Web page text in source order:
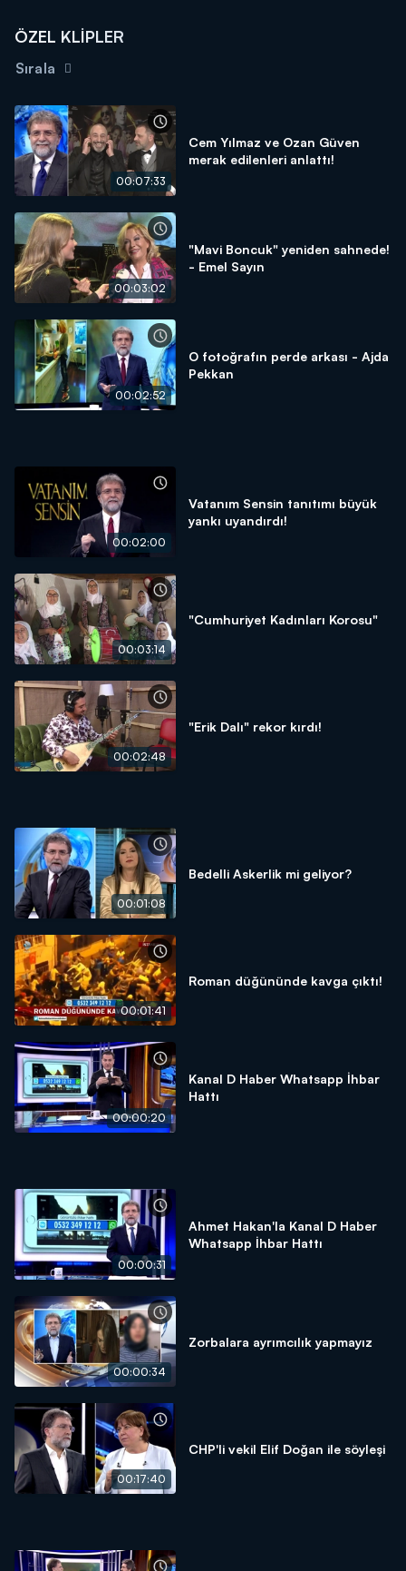
ÖZEL KLİPLER
Sırala
00:07:33
Cem Yılmaz ve Ozan Güven
merak edilenleri anlattı!
00:03:02
"Mavi Boncuk" yeniden sahnede!
- Emel Sayın
00:02:52
O fotoğrafın perde arkası - Ajda
Pekkan
00:02:00
Vatanım Sensin tanıtımı büyük
yankı uyandırdı!
00:03:14
"Cumhuriyet Kadınları Korosu"
00:02:48
"Erik Dalı" rekor kırdı!
00:01:08
Bedelli Askerlik mi geliyor?
00:01:41
Roman düğününde kavga çıktı!
00:00:20
Kanal D Haber Whatsapp İhbar
Hattı
00:00:31
Ahmet Hakan'la Kanal D Haber
Whatsapp İhbar Hattı
00:00:34
Zorbalara ayrımcılık yapmayız
00:17:40
CHP'li vekil Elif Doğan ile söyleşi